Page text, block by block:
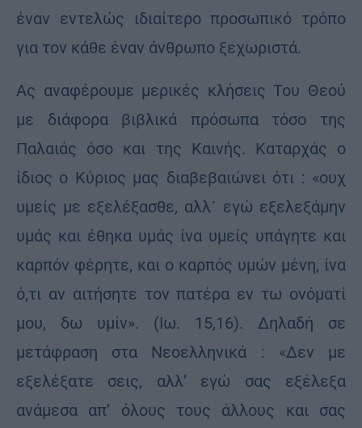
έναν εντελώς ιδιαίτερο προσωπικό τρόπο
για τον κάθε έναν άνθρωπο ξεχωριστά.
Ας αναφέρουμε μερικές κλήσεις Του Θεού
με διάφορα βιβλικά πρόσωπα τόσο της
Παλαιάς όσο και της Καινής. Καταρχάς ο
ίδιος ο Κύριος μας διαβεβαιώνει ότι : «ουχ
υμείς με εξελέξασθε, αλλ᾿ εγώ εξελεξάμην
υμάς και έθηκα υμάς ίνα υμείς υπάγητε και
καρπόν φέρητε, και ο καρπός υμών μένη, ίνα
ό,τι αν αιτήσητε τον πατέρα εν τω ονόματί
μου, δω υμίν». (Ιω. 15,16). Δηλαδή σε
μετάφραση στα Νεοελληνικά : «Δεν με
εξελέξατε σεις, αλλ’ εγώ σας εξέλεξα
ανάμεσα απ’ όλους τους άλλους και σας